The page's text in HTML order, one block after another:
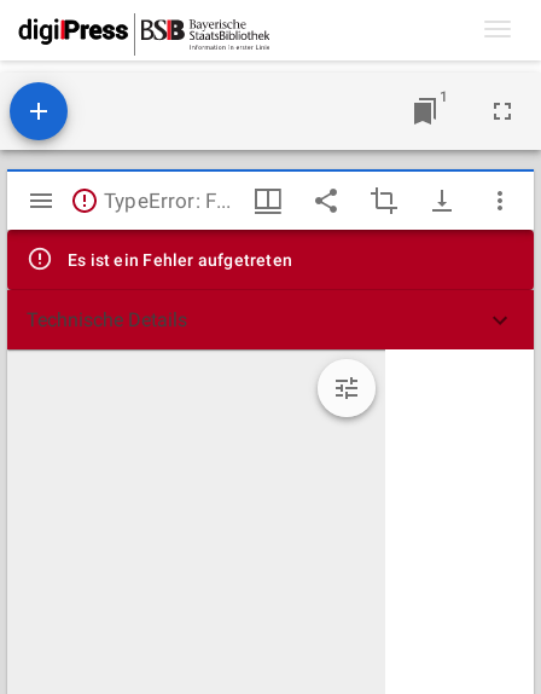
1
Mirador
Viewer
TypeError: Failed to fetch
Es ist ein Fehler aufgetreten
Technische Details